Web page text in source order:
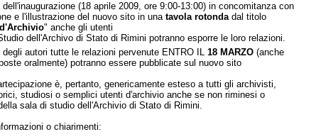
dell'inaugurazione (18 aprile 2009, ore 9:00-13:00) in concomitanza con
e l'illustrazione del nuovo sito in una tavola rotondadal titolo
" anche gli utenti
dell'Archivo di Stato di Rimini potranno esporre le loro relazioni.
autori tutte le relazioni pervenute ENTRO IL 18 MARZO (anche
oralmente) potranno essere pubblicate sul nuovo sito
è, pertanto, genericamente esteso a tutti gli archivisti,
studiosi o semplici utenti d'archivio anche se non riminesi o
sala di studio dell'Archivio di Stato di Rimini.
o chiarimenti: